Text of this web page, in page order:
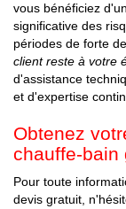
vous bénéficiez
significative des
périodes de forte
client reste à votre
d'assistance
et d'expertise
Obtenez
chauffe-bain
Pour toute
devis gratuit,